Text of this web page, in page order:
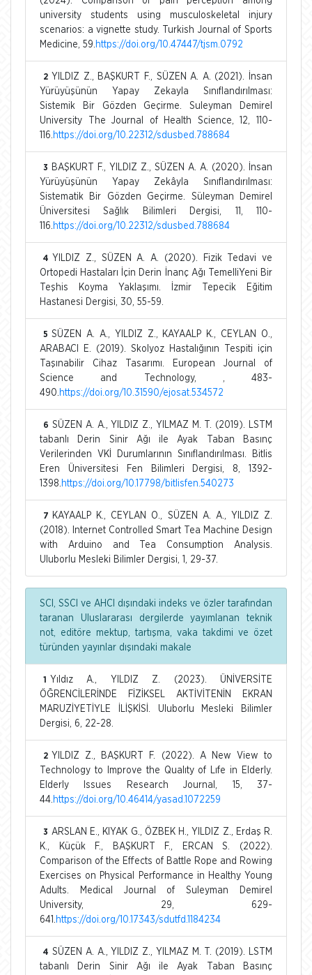
university students using musculoskeletal injury
scenarios: a vignette study. Turkish Journal of Sports
Medicine, 59. https://doi.org/10.47447/tjsm.0792
2 YILDIZ Z., BAŞKURT F., SÜZEN A. A. (2021). İnsan
Yürüyüşünün Yapay Zekayla Sınıflandırılması:
Sistemik Bir Gözden Geçirme. Suleyman Demirel
University The Journal of Health Science, 12, 110-
116. https://doi.org/10.22312/sdusbed.788684
3
BAŞKURT F., YILDIZ Z., SÜZEN A. A. (2020). İnsan
Yürüyüşünün Yapay Zekâyla Sınıflandırılması:
Sistematik Bir Gözden Geçirme. Süleyman Demirel
Üniversitesi Sağlık Bilimleri Dergisi, 11, 110-
116. https://doi.org/10.22312/sdusbed.788684
4 YILDIZ Z., SÜZEN A. A. (2020). Fizik Tedavi ve
Ortopedi Hastaları İçin Derin İnanç Ağı TemelliYeni Bir
Teşhis Koyma Yaklaşımı. İzmir Tepecik Eğitim
Hastanesi Dergisi, 30, 55-59.
5 SÜZEN A. A., YILDIZ Z., KAYAALP K., CEYLAN O.,
ARABACI E. (2019). Skolyoz Hastalığının Tespiti için
Taşınabilir Cihaz Tasarımı. European Journal of
Science and Technology, , 483-
490. https://doi.org/10.31590/ejosat.534572
6 SÜZEN A. A., YILDIZ Z., YILMAZ M. T. (2019). LSTM
tabanlı Derin Sinir Ağı ile Ayak Taban Basınç
Verilerinden VKİ Durumlarının Sınıflandırılması. Bitlis
Eren Üniversitesi Fen Bilimleri Dergisi, 8, 1392-
1398. https://doi.org/10.17798/bitlisfen.540273
7
KAYAALP K., CEYLAN O., SÜZEN A. A., YILDIZ Z.
(2018). Internet Controlled Smart Tea Machine Design
with Arduino and Tea Consumption Analysis.
Uluborlu Mesleki Bilimler Dergisi, 1, 29-37.
SCI, SSCI ve AHCI dışındaki indeks ve özler tarafından
taranan Uluslararası dergilerde yayımlanan teknik
not, editöre mektup, tartışma, vaka takdimi ve özet
türünden yayınlar dışındaki makale
1
Yıldız A., YILDIZ Z. (2023). ÜNİVERSİTE
ÖĞRENCİLERİNDE FİZİKSEL AKTİVİTENİN EKRAN
MARUZİYETİYLE İLİŞKİSİ. Uluborlu Mesleki Bilimler
Dergisi, 6, 22-28.
2 YILDIZ Z., BAŞKURT F. (2022). A New View to
Technology to Improve the Qualıty of Lıfe in Elderly.
Elderly Issues Research Journal, 15, 37-
44. https://doi.org/10.46414/yasad.1072259
3 ARSLAN E., KIYAK G., ÖZBEK H., YILDIZ Z., Erdaş R.
K., Küçük F., BAŞKURT F., ERCAN S. (2022).
Comparison of the Effects of Battle Rope and Rowing
Exercises on Physical Performance in Healthy Young
Adults. Medical Journal of Suleyman Demirel
University, 29, 629-
641. https://doi.org/10.17343/sdutfd.1184234
4 SÜZEN A. A., YILDIZ Z., YILMAZ M. T. (2019). LSTM
tabanlı Derin Sinir Ağı ile Ayak Taban Basınç